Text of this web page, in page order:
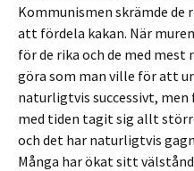
Kommunismen skrämde de
att fördela kakan. När
för de rika och de med
göra som man ville för att
naturligtvis successivt,
med tiden tagit sig allt
och det har naturligtvis
Många har ökat sitt